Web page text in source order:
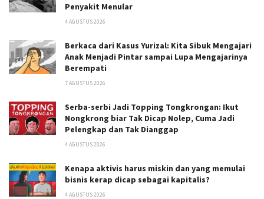
Penyakit Menular
4 AGUSTUS 2026
Berkaca dari Kasus Yurizal: Kita Sibuk Mengajari
Anak Menjadi Pintar sampai Lupa Mengajarinya
Berempati
7 AGUSTUS 2026
Serba-serbi Jadi Topping Tongkrongan: Ikut
Nongkrong biar Tak Dicap Nolep, Cuma Jadi
Pelengkap dan Tak Dianggap
4 AGUSTUS 2026
Kenapa aktivis harus miskin dan yang memulai
bisnis kerap dicap sebagai kapitalis?
4 AGUSTUS 2026